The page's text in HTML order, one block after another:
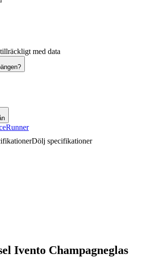
med data
Dölj specifikationer
Ivento Champagneglas